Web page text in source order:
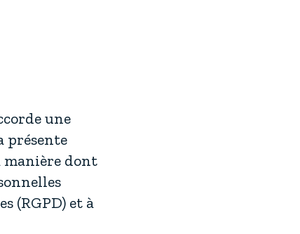
une
présente
dont
(RGPD) et à